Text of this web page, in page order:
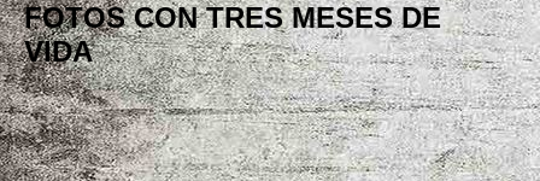
FOTOS CON TRES MESES DE
VIDA